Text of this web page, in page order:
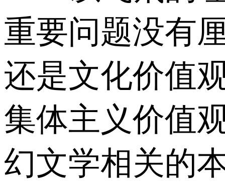
重要问题没有
还是文化价值
集体主义价值
幻文学相关的